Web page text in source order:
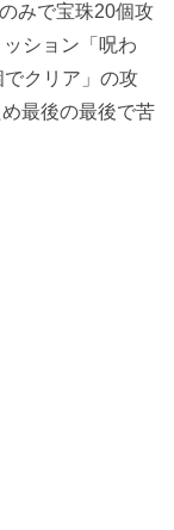
みで宝珠20個攻
ション「呪わ
クリア」の攻
最後の最後で苦